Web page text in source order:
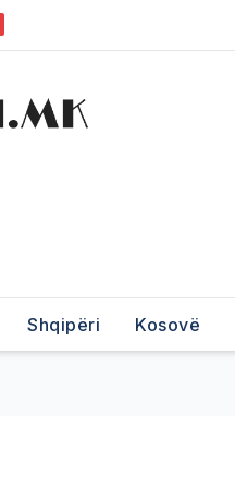
Shqipëri Kosovë